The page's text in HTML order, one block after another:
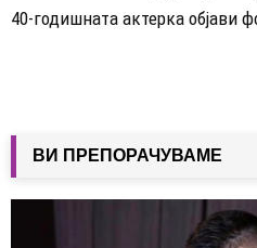
40-годишната актерка објави
ВИ ПРЕПОРАЧУВАМЕ